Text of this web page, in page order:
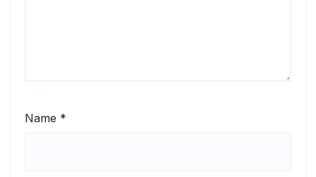
Name *